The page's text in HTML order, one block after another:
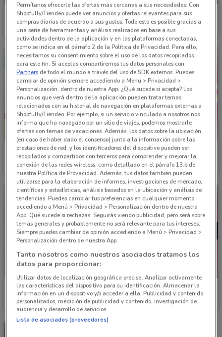
Waldos
Caduca el 23/08 2.3 km
Waldos
Caduca Lunes
Waldos
Caduca el 23/08 2.3 km
Waldos
Caduca el 31/08
Waldos
2.3 km
Waldos
Caduca Lunes
Permítanos ofrecerle las ofertas más cercanas a sus necesidades: Con
Shopfully/Tiendeo puede ver anuncios y ofertas relevantes para sus
compras diarias de acuerdo a sus gustos. Todo esto es posible gracias a
una serie de herramientas y análisis realizados en base a sus
actividades dentro de la aplicación y en las plataformas conectadas,
como se indica en el párrafo 2 de la Política de Privacidad. Para ello,
necesitamos su consentimiento sobre el uso de los datos recopilados
para este fin. Si aceptas compartiremos tus datos personales con
Partners de todo el mundo a través del uso de SDK externos. Puedes
cambiar de opinión siempre accediendo a Menu > Privacidad >
Personalización, dentro de nuestra App. ¿Qué sucede si acepta? Los
anuncios que verá dentro de la aplicación pueden tratar temas
relacionados con su historial de navegación en plataformas externas a
Shopfully/Tiendeo. Por ejemplo, si un servicio vinculado a nosotros nos
informa que ha navegado por un sitio de viajes, podemos mostrarle
ofertas con temas de vacaciones. Además, los datos sobre la ubicación
(en caso de haber dado el consenso) junto a la información sobre las
prestaciones de red, y los identificadores del dispositivo pueden ser
recopilados y compartidos con terceros para comprender y mejorar la
conexión de las redes wireless, como detallado en el párrafo 13.b de
nuestra Política de Provacidad. Además, tus datos también pueden
utilizarse para la elaboración de informes, investigaciones de mercado,
científicas y estadísticas, análisis basados en la ubicación y análisis de
tendencias. Puedes cambiar tus preferencias en cualquier momento
accediendo a Menú > Privacidad > Personalización dentro de nuestra
App. Qué sucede si rechazas: Seguirás viendo publicidad, pero será sobre
temas generales y probablemente no será relevante para tus intereses.
Siempre puedes cambiar de opinión accediendo a Menú > Privacidad >
Personalización dentro de nuestra App.
Tanto nosotros como nuestros asociados tratamos los
datos para proporcionar:
Utilizar datos de localización geográfica precisa. Analizar activamente
las características del dispositivo para su identificación. Almacenar la
información en un dispositivo y/o acceder a ella. Publicidad y contenido
personalizados, medición de publicidad y contenido, investigación de
audiencia y desarrollo de servicios.
Lista de asociados (proveedores)